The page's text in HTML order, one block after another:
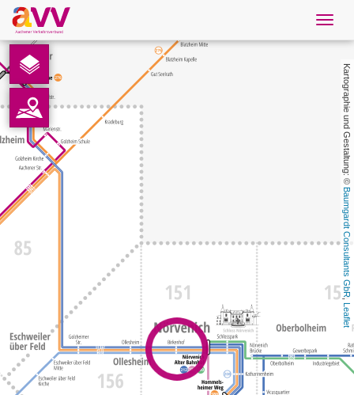
Deutsch
Downloads
Kontakt
Datenschutz
Impressum
Kartographie und Gestaltung: ©
Baumgardt Consultants GbR
,
Leaflet